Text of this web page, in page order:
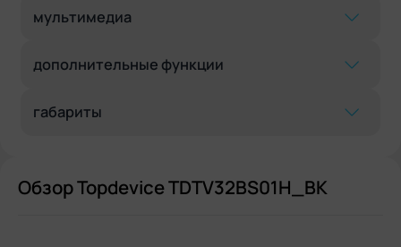
мультимедиа
дополнительные функции
габариты
Обзор Topdevice TDTV32BS01H_BK